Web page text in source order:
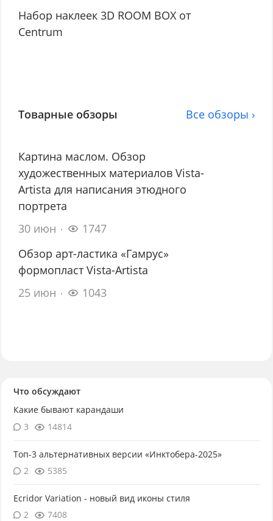
Набор наклеек 3D ROOM BOX от
Centrum
Товарные обзоры Все обзоры ›
Картина маслом. Обзор
художественных материалов Vista-
Artista для написания этюдного
портрета
30 июн
1747
Обзор арт-ластика «Гамрус»
формопласт Vista-Artista
25 июн
1043
Что обсуждают
Какие бывают карандаши
3
14814
Топ-3 альтернативных версии «Инктобера-2025»
2
5385
Ecridor Variation - новый вид иконы стиля
2
7408